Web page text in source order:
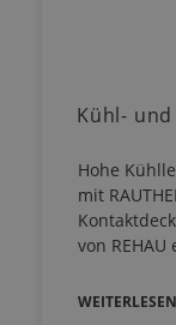
Kühl- und
Hohe
mit
von